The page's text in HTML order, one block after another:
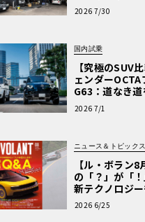
のメルセデス・ベンツ次期型GLC
る電動パワートレインとバッ
ジーが惜しみなく投入される
電圧システムの採用である
ォーマンスが劇的に向上し、
できる。一部情報では、最大
術と、プロがフ
を選ぶ理由〈PR
2026 7/30
国内試乗
【究極のSUV
ェンダー
G63：道なき
極的アプローチ
2026 7/1
ニュース＆トピックス
【ル・ボラン
の「？」が「
新テクノロジ
車Q&A」
2026 6/25